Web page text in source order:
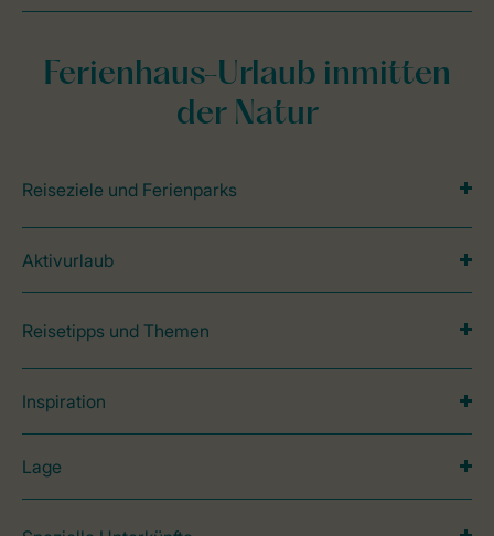
Ferienhaus-Urlaub inmitten
der Natur
Reiseziele und Ferienparks
Aktivurlaub
Reisetipps und Themen
Inspiration
Lage